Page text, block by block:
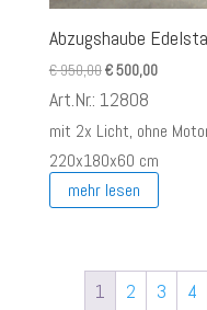
Abzugshaube
€950,00Ursprünglicher
Preis
€ 950,00
€500,00Aktueller
€
Art.Nr.: 12808
mit 2x Licht, ohne
220x180x60 cm
mehr lesen
1 2 3 4